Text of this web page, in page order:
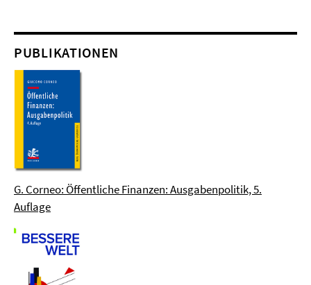
PUBLIKATIONEN
G. Corneo: Öffentliche Finanzen: Ausgabenpolitik, 5.
Auflage